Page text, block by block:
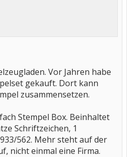
Vor Jahren habe
gekauft. Dort kann
zusammensetzen.
Stempel Box. Beinhaltet
Schriftzeichen, 1
562. Mehr steht auf der
nicht einmal eine Firma.